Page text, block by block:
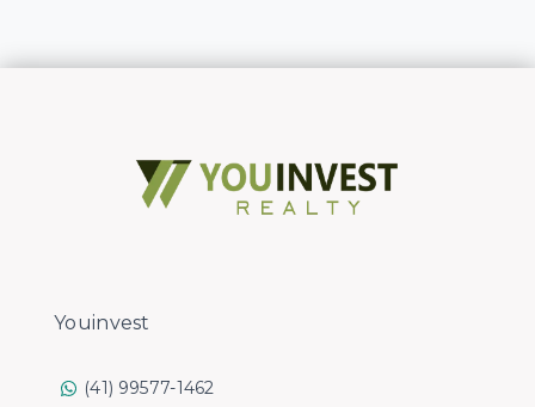
Youinvest
(41) 99577-1462